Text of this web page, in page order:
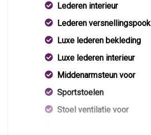
Lederen interieur
Lederen versnellingspook
Luxe lederen bekleding
Luxe lederen interieur
Middenarmsteun voor
Sportstoelen
Stoel ventilatie voor